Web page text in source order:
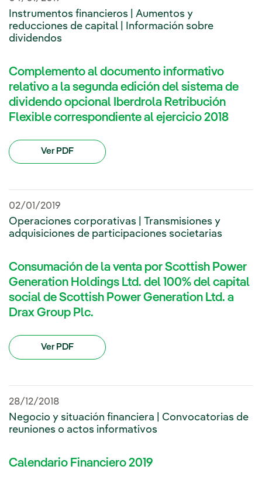
Instrumentos financieros | Aumentos y
reducciones de capital | Información sobre
dividendos
Complemento al documento informativo
relativo a la segunda edición del sistema de
dividendo opcional Iberdrola Retribución
Flexible correspondiente al ejercicio 2018
Ver PDF
02/01/2019
Operaciones corporativas | Transmisiones y
adquisiciones de participaciones societarias
Consumación de la venta por Scottish Power
Generation Holdings Ltd. del 100% del capital
social de Scottish Power Generation Ltd. a
Drax Group Plc.
Ver PDF
28/12/2018
Negocio y situación financiera | Convocatorias de
reuniones o actos informativos
Calendario Financiero 2019